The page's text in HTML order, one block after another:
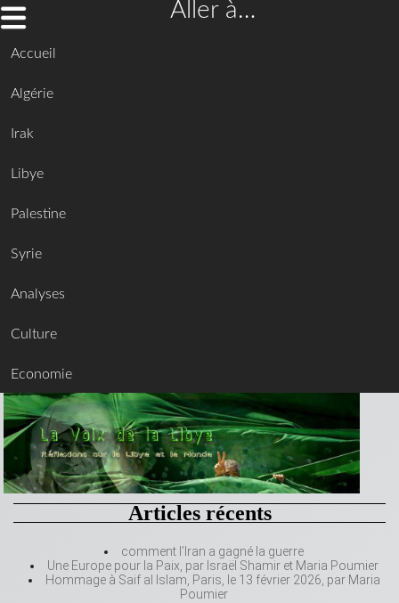
Aller à…
Accueil
Algérie
Irak
Libye
Palestine
Syrie
Analyses
Culture
Economie
Articles récents
comment l’Iran a gagné la guerre
Une Europe pour la Paix, par Israël Shamir et Maria Poumier
Hommage à Saif al Islam, Paris, le 13 février 2026, par Maria
Poumier